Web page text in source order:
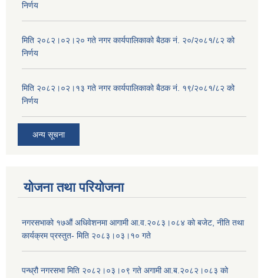
निर्णय
मिति २०८२।०२।२० गते नगर कार्यपालिकाको बैठक नं. २०/२०८१/८२ को
निर्णय
मिति २०८२।०२।१३ गते नगर कार्यपालिकाको बैठक नं. १९/२०८१/८२ को
निर्णय
अन्य सूचना
योजना तथा परियोजना
नगरसभाको १७औं अधिवेशनमा आगामी आ.व.२०८३।०८४ को बजेट, नीति तथा
कार्यक्रम प्रस्तुत- मिति २०८३।०३।१० गते
पन्ध्रौ नगरसभा मिति २०८२।०३।०९ गते अगामी आ.ब.२०८२।०८३ को